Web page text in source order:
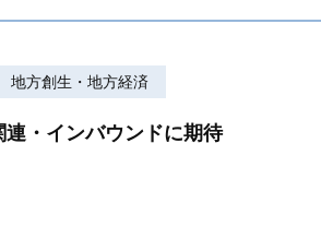
地方創生・地方経済
連・インバウンドに期待